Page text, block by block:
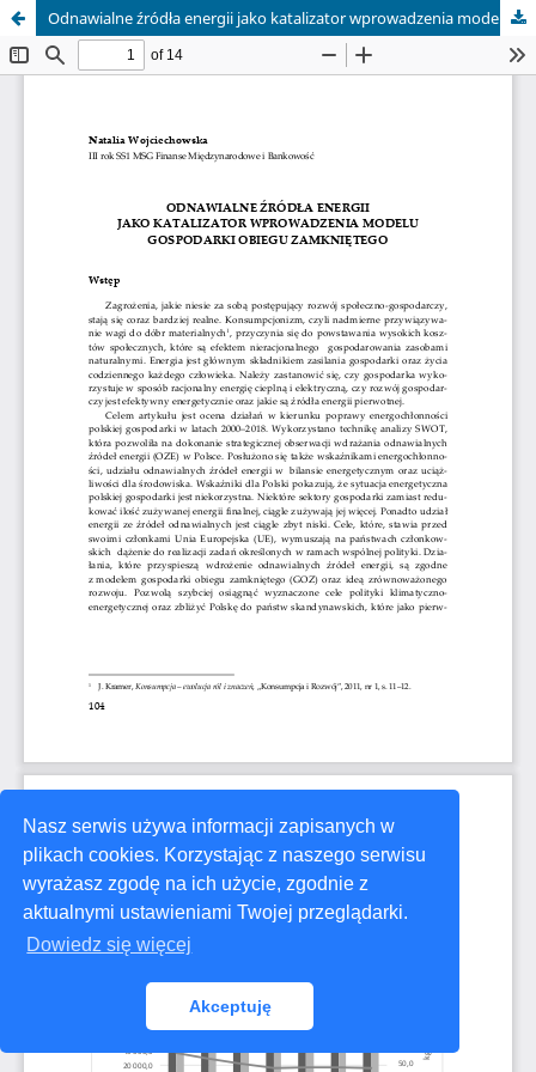
Nasz serwis używa informacji zapisanych w
plikach cookies. Korzystając z naszego serwisu
wyrażasz zgodę na ich użycie, zgodnie z
aktualnymi ustawieniami Twojej przeglądarki.
Dowiedz się więcej
Akceptuję
Odnawialne źródła energii jako katalizator wprowadzenia modelu gospodarki obiegu zamkniętego